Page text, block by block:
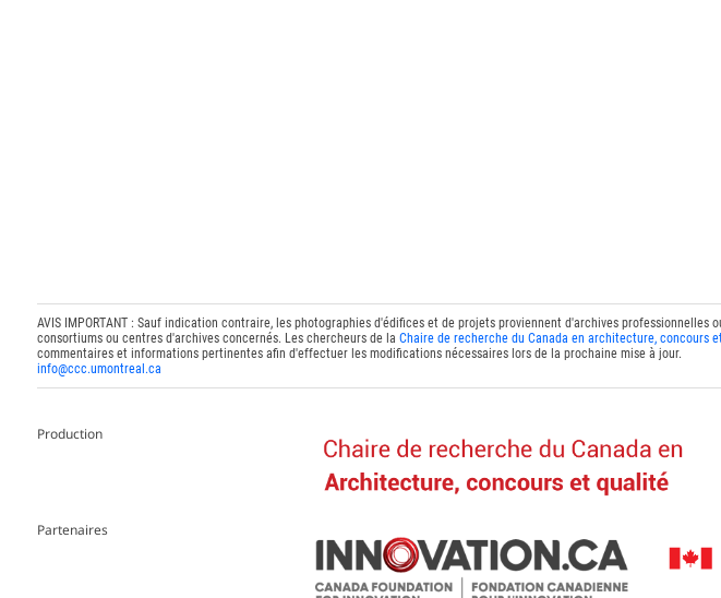
AVIS IMPORTANT : Sauf indication contraire, les photographies d'édifices et de projets proviennent d'archives
consortiums ou centres d'archives concernés. Les chercheurs de la Chaire de recherche du Canada en architecture, concours
commentaires et informations pertinentes afin d'effectuer les modifications nécessaires lors de la prochaine mise à jour.
info@ccc.umontreal.ca
Production
Partenaires